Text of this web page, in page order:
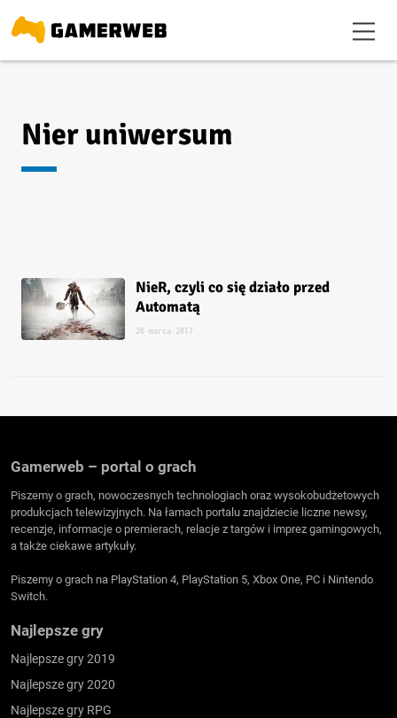
Nier uniwersum
NieR, czyli co się działo przed
Automatą
26 marca 2017
Gamerweb – portal o grach
Piszemy o grach, nowoczesnych technologiach oraz wysokobudżetowych
produkcjach telewizyjnych. Na łamach portalu znajdziecie liczne newsy,
recenzje, informacje o premierach, relacje z targów i imprez gamingowych,
a także ciekawe artykuły.
Piszemy o grach na PlayStation 4, PlayStation 5, Xbox One, PC i Nintendo
Switch.
Najlepsze gry
Najlepsze gry 2019
Najlepsze gry 2020
Najlepsze gry RPG